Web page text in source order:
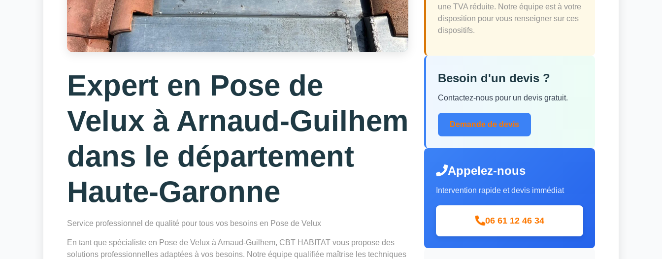
Expert en Pose de
Velux à Arnaud-Guilhem
dans le département
Haute-Garonne
Service professionnel de qualité pour tous vos besoins en Pose de Velux
En tant que spécialiste en Pose de Velux à Arnaud-Guilhem, CBT HABITAT vous propose des
solutions professionnelles adaptées à vos besoins. Notre équipe qualifiée maîtrise les techniques
une TVA réduite. Notre équipe est à votre
disposition pour vous renseigner sur ces
dispositifs.
Besoin d'un devis ?
Contactez-nous pour un devis gratuit.
Demande de devis
Appelez-nous
Intervention rapide et devis immédiat
06 61 12 46 34